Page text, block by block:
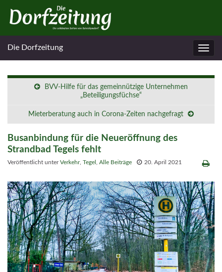
Die Dorfzeitung
BVV-Hilfe für das gemeinnützige Unternehmen
„Beteiligungsfüchse“
Mieterberatung auch in Corona-Zeiten nachgefragt
Busanbindung für die Neueröffnung des
Strandbad Tegels fehlt
Veröffentlicht unterVerkehr, Tegel Alle Beiträge 20. April 2021